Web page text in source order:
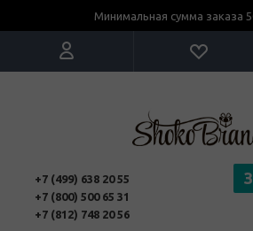
Минимальная сумма заказа
+7 (499) 638 20 55
+7 (800) 500 65 31
+7 (812) 748 20 56